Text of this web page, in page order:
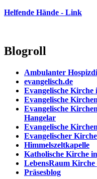
Helfende Hände - Link
Blogroll
Ambulanter
evangelisch.de
Evangelische Kirche
Evangelische
Evangelische
Hangelar
Evangelische
Evangelischer
Himmelszeltkapelle
Katholische Kirche
LebensRaum
Präsesblog